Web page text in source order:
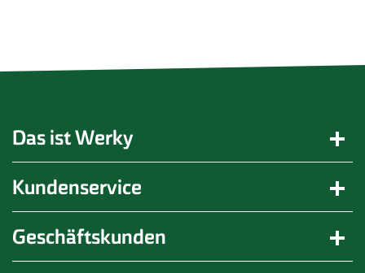
Das ist Werky
Kundenservice
Geschäftskunden